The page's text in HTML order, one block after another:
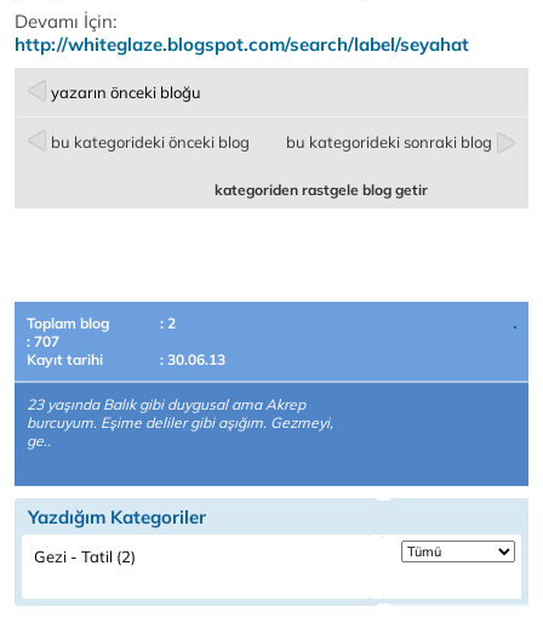
Devamı İçin:
http://whiteglaze.blogspot.com/search/label/seyahat
yazarın önceki bloğu
bu kategorideki önceki blog bu kategorideki sonraki blog
kategoriden rastgele blog getir
Toplam blog
: 2
: 707
Kayıt tarihi
: 30.06.13
23 yaşında Balık gibi duygusal ama Akrep
burcuyum. Eşime deliler gibi aşığım. Gezmeyi,
ge..
Yazdığım Kategoriler
Gezi - Tatil (2)